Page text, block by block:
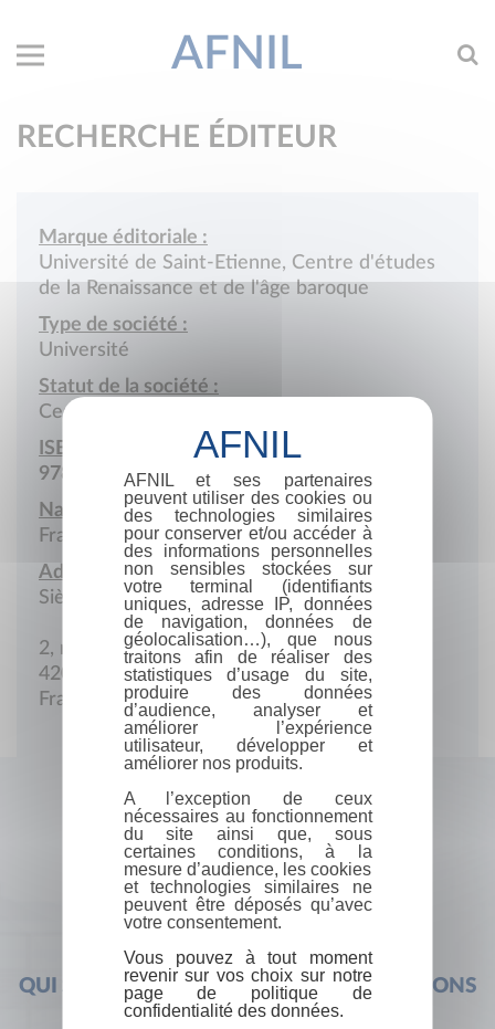
AFNIL
RECHERCHE ÉDITEUR
Marque éditoriale :
Université de Saint-Etienne, Centre d'études
de la Renaissance et de l'âge baroque
Type de société :
Université
Statut de la société :
Cessation d'activité
ISBN :
978-2-902231
Nationalité :
France
Adresse :
Siège social
2, rue Tréfilerie
42000 Saint-Etienne
France
QUI SOMMES-NOUS ?FOIRE AUX QUESTIONS
AFNIL et ses partenaires
peuvent utiliser des cookies ou
des technologies similaires
pour conserver et/ou accéder à
des informations personnelles
non sensibles stockées sur
votre terminal (identifiants
uniques, adresse IP, données
de navigation, données de
géolocalisation…), que nous
traitons afin de réaliser des
statistiques d’usage du site,
produire des données
d’audience, analyser et
améliorer l’expérience
utilisateur, développer et
améliorer nos produits.
A l’exception de ceux
nécessaires au fonctionnement
du site ainsi que, sous
certaines conditions, à la
mesure d’audience, les cookies
et technologies similaires ne
peuvent être déposés qu’avec
votre consentement.
Vous pouvez à tout moment
revenir sur vos choix sur notre
page de politique de
confidentialité des données.